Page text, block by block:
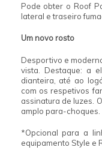
Pode obter o Roof
lateral e traseiro
Um novorosto
Desportivo e
vista. Destaque: a
dianteira, até ao
com os respetivos
assinatura de luzes.
amplo para-choques.
*Opcional para a
equipamento Style e